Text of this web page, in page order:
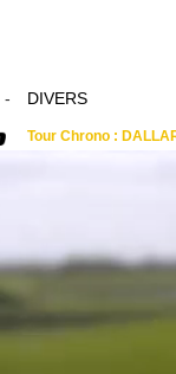
DIVERS